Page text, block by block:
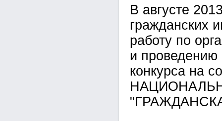
В августе
гражданских
работу по
и проведению
конкурса на